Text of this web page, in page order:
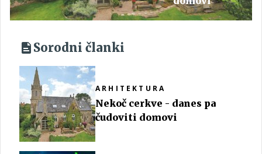
Sorodni članki
ARHITEKTURA
Nekoč cerkve - danes pa
čudoviti domovi